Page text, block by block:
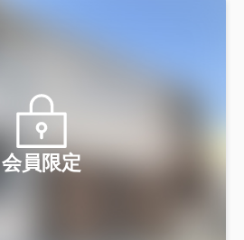
会員限定